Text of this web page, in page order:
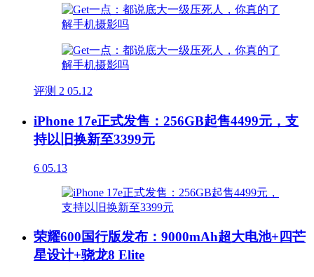
评测 2 05.12
iPhone 17e正式发售：256GB起售4499元，支
持以旧换新至3399元
6 05.13
荣耀600国行版发布：9000mAh超大电池+四芒
星设计+骁龙8 Elite